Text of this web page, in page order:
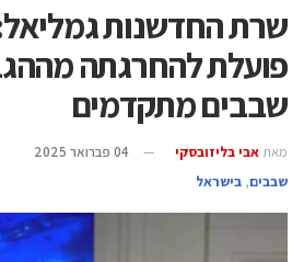
שרת החדשנות
פועלת להחרגתה
שבבים מתקדמים
מאת אבי בליזובסקי
04 פברואר 2025
‫שבבים‬, בישראל